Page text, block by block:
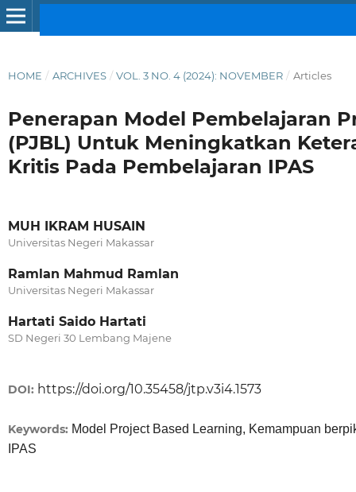
HOME / ARCHIVES / VOL. 3 NO. 4 (2024): NOVEMBER / Articles
Penerapan Model Pembelajaran
(PJBL) Untuk Meningkatkan
Kritis Pada Pembelajaran IPAS
MUH IKRAM HUSAIN
Universitas Negeri Makassar
Ramlan Mahmud Ramlan
Universitas Negeri Makassar
Hartati Saido Hartati
SD Negeri 30 Lembang Majene
DOI: https://doi.org/10.35458/jtp.v3i4.1573
Keywords: Model Project Based Learning, Kemampuan
IPAS